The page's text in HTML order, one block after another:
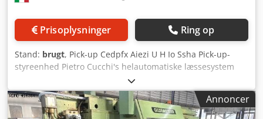
Prisoplysninger Ring op
Stand: brugt, Pick-up Cedpfx Aiezi U H Io Ssha Pick-up-
styreenhed Pietro Cucchi's helautomatiske læssesystem
Annoncer